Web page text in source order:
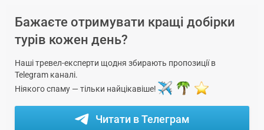
Бажаєте отримувати кращі добірки
турів кожен день?
Наші тревел-експерти щодня збирають пропозиції в
Telegram каналі.
Ніякого спаму — тільки найцікавіше!
Читати в Телеграм